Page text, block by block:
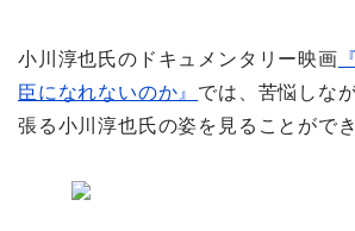
小川淳也氏のドキュメンタリー映画
臣になれないのか』 では、苦悩しな
張る小川淳也氏の姿を見ることができ